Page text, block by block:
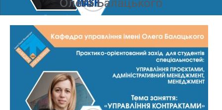
Олега Балацького